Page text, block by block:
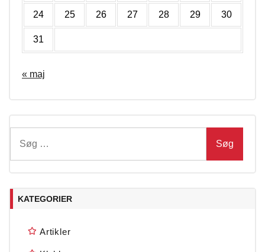
24 25 26 27 28 29 30
31
« maj
efter:
KATEGORIER
Artikler